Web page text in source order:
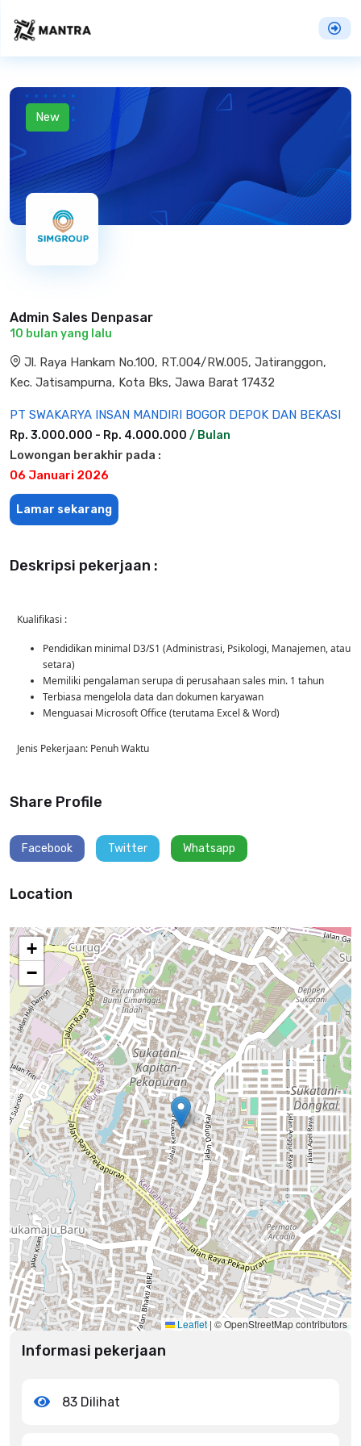
New
Admin Sales Denpasar
10 bulan yang lalu
Jl. Raya Hankam No.100, RT.004/RW.005, Jatiranggon,
Kec. Jatisampurna, Kota Bks, Jawa Barat 17432
PT SWAKARYA INSAN MANDIRI BOGOR DEPOK DAN BEKASI
Rp. 3.000.000 - Rp. 4.000.000 / Bulan
Lowongan berakhir pada :
06 Januari 2026
Lamar sekarang
Deskripsi pekerjaan :
Kualifikasi :
Pendidikan minimal D3/S1 (Administrasi, Psikologi, Manajemen, atau
setara)
Memiliki pengalaman serupa di perusahaan sales min. 1 tahun
Terbiasa mengelola data dan dokumen karyawan
Menguasai Microsoft Office (terutama Excel & Word)
Jenis Pekerjaan: Penuh Waktu
Share Profile
Facebook Twitter Whatsapp
Location
+
−
Leaflet | © OpenStreetMap contributors
Informasi pekerjaan
83 Dilihat